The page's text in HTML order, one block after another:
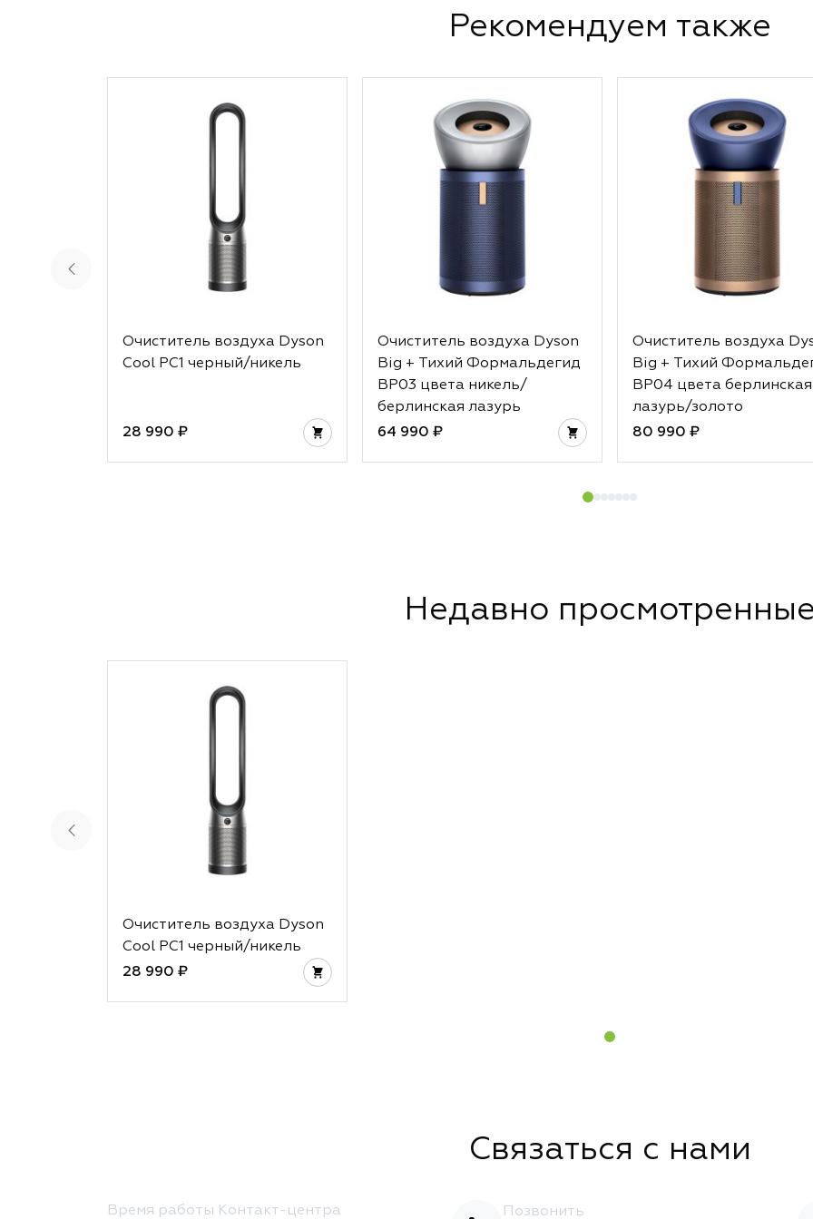
Рекомендуем также
Очиститель воздуха Dyson
Cool PC1 черный/никель
28 990 ₽
Очиститель воздуха Dyson
Big + Тихий Формальдегид
BP03 цвета никель/
берлинская лазурь
64 990 ₽
Очиститель воздуха
Big + Тихий
BP04 цвета берлинская
лазурь/золото
80 990 ₽
Недавно просмотренные
Очиститель воздуха Dyson
Cool PC1 черный/никель
28 990 ₽
Связаться с нами
Время работы Контакт-центра Позвонить